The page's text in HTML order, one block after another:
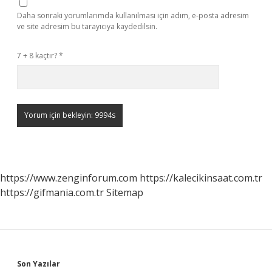
Daha sonraki yorumlarımda kullanılması için adım, e-posta adresim
ve site adresim bu tarayıcıya kaydedilsin.
7 + 8 kaçtır?*
https://www.zenginforum.com https://kalecikinsaat.com.tr
https://gifmania.com.trSitemap
Son Yazılar